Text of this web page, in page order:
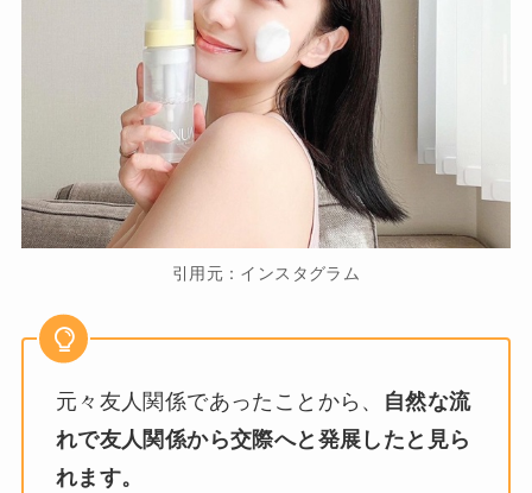
引用元：インスタグラム
元々友人関係であったことから、
自然な流
れで友人関係から交際へと発展したと見ら
れます。